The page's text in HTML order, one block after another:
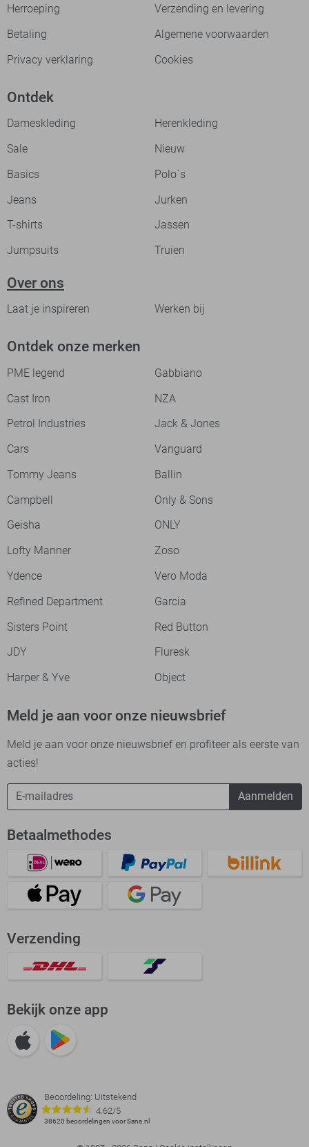
Herroeping
Verzending en levering
Betaling
Algemene voorwaarden
Privacy verklaring
Cookies
Ontdek
Dameskleding
Herenkleding
Sale
Nieuw
Basics
Polo`s
Jeans
Jurken
T-shirts
Jassen
Jumpsuits
Truien
Over ons
Laat je inspireren Werken bij
Ontdek onze merken
PME legend
Gabbiano
Cast Iron
NZA
Petrol Industries
Jack & Jones
Cars
Vanguard
Tommy Jeans
Ballin
Campbell
Only & Sons
Geisha
ONLY
Lofty Manner
Zoso
Ydence
Vero Moda
Refined Department
Garcia
Sisters Point
Red Button
JDY
Fluresk
Harper & Yve
Object
Meld je aan voor onze nieuwsbrief
Meld je aan voor onze nieuwsbrief en profiteer als eerste van
acties!
Aanmelden
Betaalmethodes
Verzending
Bekijk onze app
Beoordeling: Uitstekend
4.62/5
38620 beoordelingen voor Sans.nl